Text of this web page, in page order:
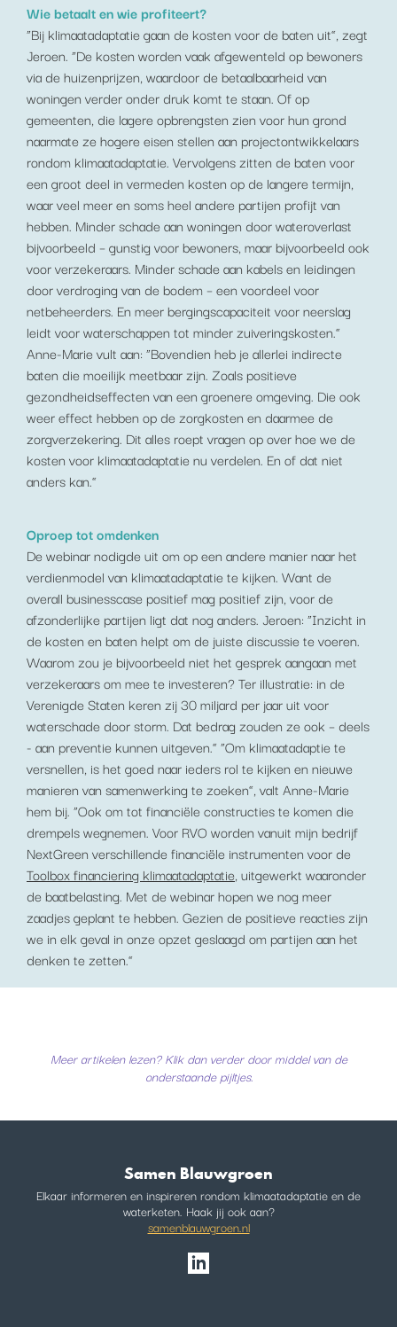
Wie betaalt en wie profiteert?
“Bij klimaatadaptatie gaan de kosten voor de baten uit”, zegt
Jeroen. “De kosten worden vaak afgewenteld op bewoners
via de huizenprijzen, waardoor de betaalbaarheid van
woningen verder onder druk komt te staan. Of op
gemeenten, die lagere opbrengsten zien voor hun grond
naarmate ze hogere eisen stellen aan projectontwikkelaars
rondom klimaatadaptatie. Vervolgens zitten de baten voor
een groot deel in vermeden kosten op de langere termijn,
waar veel meer en soms heel andere partijen profijt van
hebben. Minder schade aan woningen door wateroverlast
bijvoorbeeld – gunstig voor bewoners, maar bijvoorbeeld ook
voor verzekeraars. Minder schade aan kabels en leidingen
door verdroging van de bodem – een voordeel voor
netbeheerders. En meer bergingscapaciteit voor neerslag
leidt voor waterschappen tot minder zuiveringskosten.”
Anne-Marie vult aan: “Bovendien heb je allerlei indirecte
baten die moeilijk meetbaar zijn. Zoals positieve
gezondheidseffecten van een groenere omgeving. Die ook
weer effect hebben op de zorgkosten en daarmee de
zorgverzekering. Dit alles roept vragen op over hoe we de
kosten voor klimaatadaptatie nu verdelen. En of dat niet
anders kan.”
Oproep tot omdenken
De webinar nodigde uit om op een andere manier naar het
verdienmodel van klimaatadaptatie te kijken. Want de
overall businesscase positief mag positief zijn, voor de
afzonderlijke partijen ligt dat nog anders. Jeroen: “Inzicht in
de kosten en baten helpt om de juiste discussie te voeren.
Waarom zou je bijvoorbeeld niet het gesprek aangaan met
verzekeraars om mee te investeren? Ter illustratie: in de
Verenigde Staten keren zij 30 miljard per jaar uit voor
waterschade door storm. Dat bedrag zouden ze ook – deels
- aan preventie kunnen uitgeven.” “Om klimaatadaptie te
versnellen, is het goed naar ieders rol te kijken en nieuwe
manieren van samenwerking te zoeken”, valt Anne-Marie
hem bij. “Ook om tot financiële constructies te komen die
drempels wegnemen. Voor RVO worden vanuit mijn bedrijf
NextGreen verschillende financiële instrumenten voor de
Toolbox financiering klimaatadaptatie, uitgewerkt waaronder
de baatbelasting. Met de webinar hopen we nog meer
zaadjes geplant te hebben. Gezien de positieve reacties zijn
we in elk geval in onze opzet geslaagd om partijen aan het
denken te zetten.”
Meer artikelen lezen? Klik dan verder door middel van de
onderstaande pijltjes.
Samen Blauwgroen
Elkaar informeren en inspireren rondom klimaatadaptatie en de
waterketen. Haak jij ook aan?
samenblauwgroen.nl